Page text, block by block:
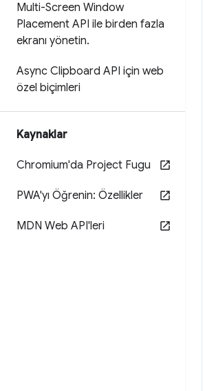
Multi-Screen Window
Placement API ile birden fazla
ekranı yönetin.
Async Clipboard API için web
özel biçimleri
Kaynaklar
Chromium'da Project Fugu
PWA'yı Öğrenin: Özellikler
MDN Web API'leri